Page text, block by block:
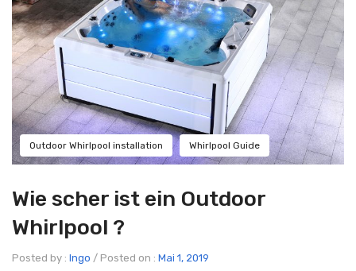
Outdoor Whirlpool installation Whirlpool Guide
Wie scher ist ein Outdoor
Whirlpool ?
Posted by : Ingo / Posted on : Mai 1, 2019